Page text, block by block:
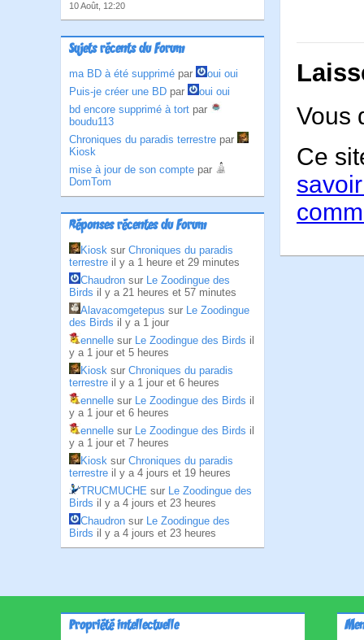
10 Août, 12:20
Sujets récents du Forum
ma BD à été supprimé par
oui oui
Puis-je créer une BD par
oui oui
bd encore supprimé à tort par
boudu113
Chroniques du paradis terrestre par
Kiosk
mise à jour de son compte par
DomTom
Réponses récentes du Forum
Kiosk sur Chroniques du paradis
terrestre il y a 1 heure et 29 minutes
Chaudron sur Le Zoodingue des
Birds il y a 21 heures et 57 minutes
Alavacomgetepus sur Le Zoodingue
des Birds il y a 1 jour
ennelle sur Le Zoodingue des Birds il
y a 1 jour et 5 heures
Kiosk sur Chroniques du paradis
terrestre il y a 1 jour et 6 heures
ennelle sur Le Zoodingue des Birds il
y a 1 jour et 6 heures
ennelle sur Le Zoodingue des Birds il
y a 1 jour et 7 heures
Kiosk sur Chroniques du paradis
terrestre il y a 4 jours et 19 heures
TRUCMUCHE sur Le Zoodingue des
Birds il y a 4 jours et 23 heures
Chaudron sur Le Zoodingue des
Birds il y a 4 jours et 23 heures
Vous
Ce
Propriété intellectuelle